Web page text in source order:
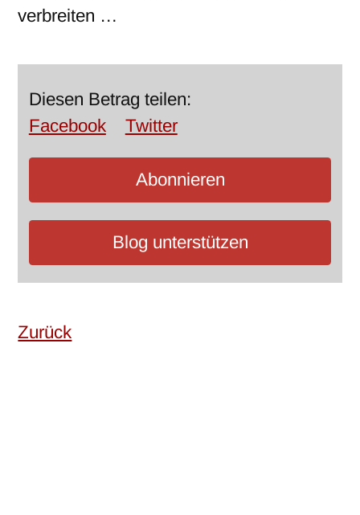
verbreiten …
Diesen Betrag teilen:
Facebook
Twitter
Abonnieren
Blog unterstützen
Zurück